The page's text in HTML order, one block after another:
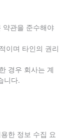
약관을 준수해야
이며 타인의 권리
경우 회사는 계
니다.
한 정보 수집 요